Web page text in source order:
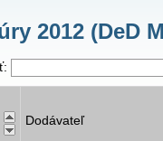
2012 (DeD
Dodávateľ